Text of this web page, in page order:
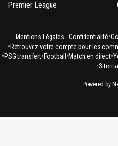
Premier League
Mentions Légales - Confidentialité•
•Retrouvez votre compte pour les
•PSG transfert•Football •Match en direct•
•
Powered by